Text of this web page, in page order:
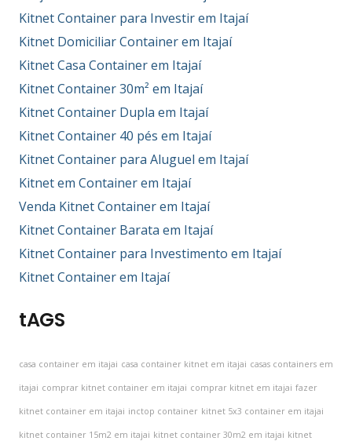
Kitnet Container para Investir em Itajaí
Kitnet Domiciliar Container em Itajaí
Kitnet Casa Container em Itajaí
Kitnet Container 30m² em Itajaí
Kitnet Container Dupla em Itajaí
Kitnet Container 40 pés em Itajaí
Kitnet Container para Aluguel em Itajaí
Kitnet em Container em Itajaí
Venda Kitnet Container em Itajaí
Kitnet Container Barata em Itajaí
Kitnet Container para Investimento em Itajaí
Kitnet Container em Itajaí
tAGS
casa container em itajai casa container kitnet em itajai casas containers em
itajai comprar kitnet container em itajai comprar kitnet em itajai fazer
kitnet container em itajai inctop container kitnet 5x3 container em itajai
kitnet container 15m2 em itajai kitnet container 30m2 em itajai kitnet